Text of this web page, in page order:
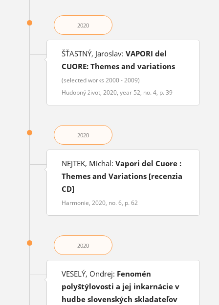
2020
ŠŤASTNÝ, Jaroslav: VAPORI del
CUORE: Themes and variations
(selected works 2000 - 2009)
Hudobný život, 2020, year 52, no. 4, p. 39
2020
NEJTEK, Michal: Vapori del Cuore :
Themes and Variations [recenzia
CD]
Harmonie, 2020, no. 6, p. 62
2020
VESELÝ, Ondrej: Fenomén
polyštýlovosti a jej inkarnácie v
hudbe slovenských skladateľov